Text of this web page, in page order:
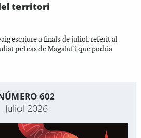
territori
escriure a finals de juliol, referit al
pel cas de Magaluf i que podria
602
Juliol 2026